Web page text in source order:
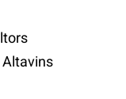
Altavins